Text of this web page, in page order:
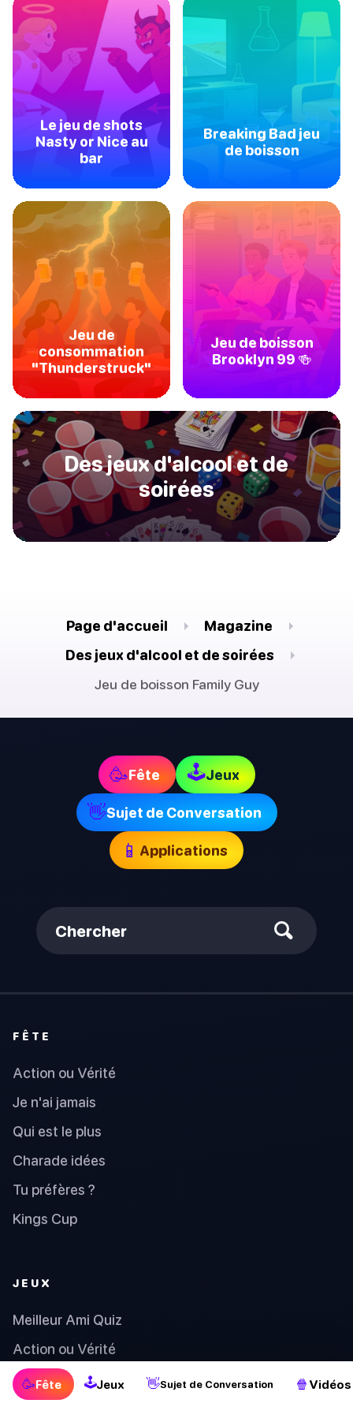
🥳Fête 🕹Jeux 👋Sujet de Conversation 🍿 Vidéos
Le jeu de shots
Nasty or Nice au
bar
Breaking Bad jeu
de boisson
Jeu de
consommation
"Thunderstruck"
Jeu de boisson
Brooklyn 99 🍻
Des jeux d'alcool et de
soirées
Page d'accueil
Magazine
Des jeux d'alcool et de soirées
Jeu de boisson Family Guy
🥳Fête 🕹Jeux
👋Sujet de Conversation
📱 Applications
Chercher
FÊTE
Action ou Vérité
Je n'ai jamais
Qui est le plus
Charade idées
Tu préfères ?
Kings Cup
JEUX
Meilleur Ami Quiz
Action ou Vérité
Numéro chanceux